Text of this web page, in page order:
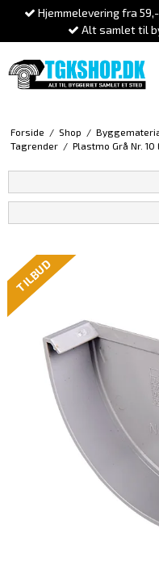
Hjemmelevering fra 59,-
Alt samlet til
Forside / Shop /
Tagrender / Plastmo Grå Nr. 10
TILBUD